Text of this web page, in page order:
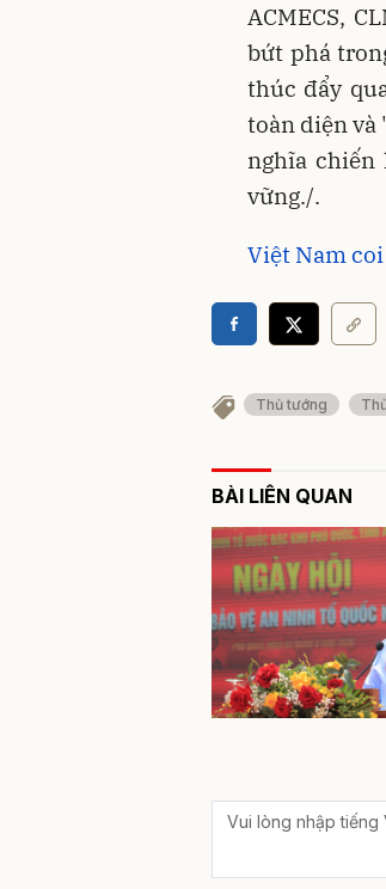
ACMECS,
bứt phá
thúc đẩy
toàn diện và
nghĩa chiến
vững./.
Việt Nam
Thủ tướng
BÀI LIÊN QUAN